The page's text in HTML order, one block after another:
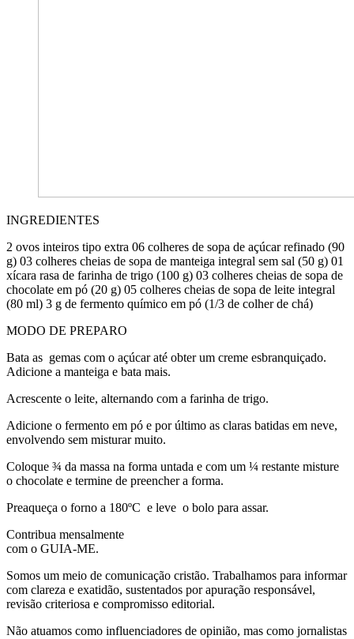
INGREDIENTES
2 ovos inteiros tipo extra 06 colheres de sopa de açúcar refinado (90
g) 03 colheres cheias de sopa de manteiga integral sem sal (50 g) 01
xícara rasa de farinha de trigo (100 g) 03 colheres cheias de sopa de
chocolate em pó (20 g) 05 colheres cheias de sopa de leite integral
(80 ml) 3 g de fermento químico em pó (1/3 de colher de chá)
MODO DE PREPARO
Bata as gemas com o açúcar até obter um creme esbranquiçado.
Adicione a manteiga e bata mais.
Acrescente o leite, alternando com a farinha de trigo.
Adicione o fermento em pó e por último as claras batidas em neve,
envolvendo sem misturar muito.
Coloque ¾ da massa na forma untada e com um ¼ restante misture
o chocolate e termine de preencher a forma.
Preaqueça o forno a 180ºC e leve o bolo para assar.
Contribua mensalmente
com o GUIA-ME.
Somos um meio de comunicação cristão. Trabalhamos para informar
com clareza e exatidão, sustentados por apuração responsável,
revisão criteriosa e compromisso editorial.
Não atuamos como influenciadores de opinião, mas como jornalistas